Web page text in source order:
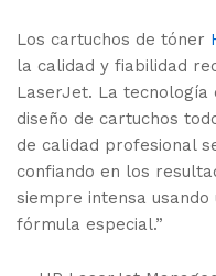
Los cartuchos de tóner
la calidad y fiabilidad
LaserJet. La tecnología
diseño de cartuchos
de calidad profesional
confiando en los
siempre intensa
fórmula especial.”